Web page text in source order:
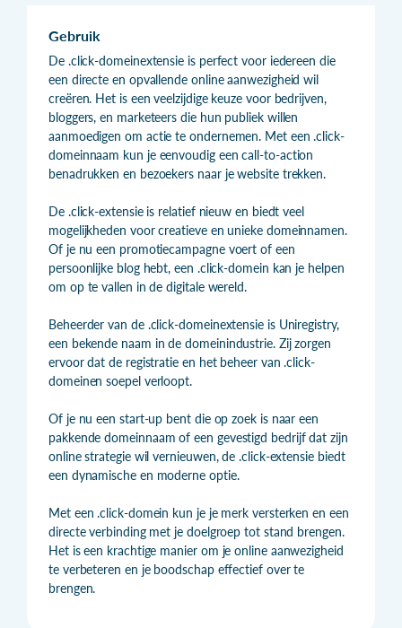
Gebruik
De .click-domeinextensie is perfect voor iedereen die
een directe en opvallende online aanwezigheid wil
creëren. Het is een veelzijdige keuze voor bedrijven,
bloggers, en marketeers die hun publiek willen
aanmoedigen om actie te ondernemen. Met een .click-
domeinnaam kun je eenvoudig een call-to-action
benadrukken en bezoekers naar je website trekken.
De .click-extensie is relatief nieuw en biedt veel
mogelijkheden voor creatieve en unieke domeinnamen.
Of je nu een promotiecampagne voert of een
persoonlijke blog hebt, een .click-domein kan je helpen
om op te vallen in de digitale wereld.
Beheerder van de .click-domeinextensie is Uniregistry,
een bekende naam in de domeinindustrie. Zij zorgen
ervoor dat de registratie en het beheer van .click-
domeinen soepel verloopt.
Of je nu een start-up bent die op zoek is naar een
pakkende domeinnaam of een gevestigd bedrijf dat zijn
online strategie wil vernieuwen, de .click-extensie biedt
een dynamische en moderne optie.
Met een .click-domein kun je je merk versterken en een
directe verbinding met je doelgroep tot stand brengen.
Het is een krachtige manier om je online aanwezigheid
te verbeteren en je boodschap effectief over te
brengen.